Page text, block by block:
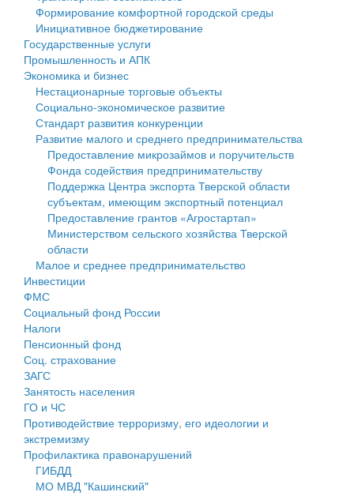
Государственные услуги
Промышленность и АПК
Экономика и бизнес
Символика
Устав
Гостям округа
Туризм
Культура
Образование
Здравоохранение
Социальная защита
Фотоальбом
муниципального округа Тверской области
Администрация Кашинского муниципального округа
Тверской области
Управление сельскими территориями
Открытые данные
Работа с обращениями граждан
Муниципальный контроль
Муниципальные услуги
Проекты административных регламентов
Антимонопольный комплаенс
Противодействие коррупции
Финансовое управление
Бюджет для граждан
Имущество
Выявление правообладателей ранее учтенных
объектов недвижимости
Имущественная поддержка субъектов малого и
среднего предпринимательства
Информационная поддержка субъектов малого и
среднего предпринимательства
Муниципальные программы
Контрольно-счетная палата
Персональные данные
Оценка регулирующего воздействия
Деятельность МУ
Нормативы градостроительного проектирования
Формирование комфортной городской среды
Инициативное бюджетирование
Государственные услуги
Промышленность и АПК
Экономика и бизнес
Нестационарные торговые объекты
Социально-экономическое развитие
Стандарт развития конкуренции
Развитие малого и среднего предпринимательства
Предоставление микрозаймов и поручительств
Фонда содействия предпринимательству
Поддержка Центра экспорта Тверской области
субъектам, имеющим экспортный потенциал
Предоставление грантов «Агростартап»
Министерством сельского хозяйства Тверской
области
Малое и среднее предпринимательство
Инвестиции
ФМС
Социальный фонд России
Налоги
Пенсионный фонд
Соц. страхование
ЗАГС
Занятость населения
ГО и ЧС
Противодействие терроризму, его идеологии и
экстремизму
Профилактика правонарушений
ГИБДД
МО МВД "Кашинский"